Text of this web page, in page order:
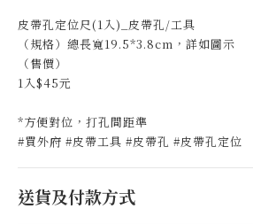
皮帶孔定位尺(1入)_皮帶孔/工具
（規格）總長寬19.5*3.8cm，詳如圖示
（售價）
1入$45元
*方便對位，打孔間距準
#買外府 #皮帶工具 #皮帶孔 #皮帶孔定位
送貨及付款方式